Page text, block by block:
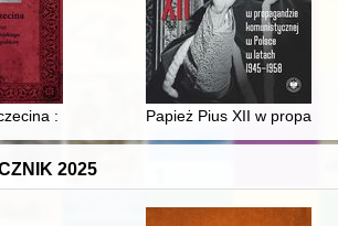
: monografia cmentarzy szczecińskiego
Papież Pius XII w
2025